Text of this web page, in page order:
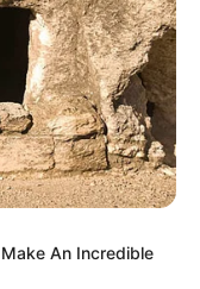
An Incredible